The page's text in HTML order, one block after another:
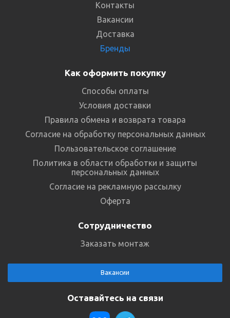
Контакты
Вакансии
Доставка
Бренды
Как оформить покупку
Способы оплаты
Условия доставки
Правила обмена и возврата товара
Согласие на обработку персональных данных
Пользовательское соглашение
Политика в области обработки и защиты
персональных данных
Согласие на рекламную рассылку
Оферта
Сотрудничество
Заказать монтаж
Вакансии
Оставайтесь на связи